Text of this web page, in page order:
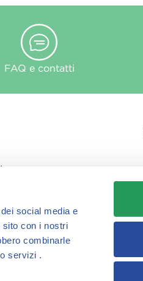
social media e
sito con i nostri
combinarle
servizi .
FAQ e contatti